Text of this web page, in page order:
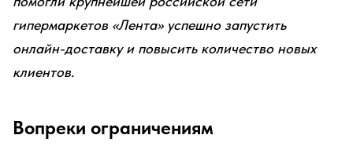
гипермаркетов «Лента» успешно запустить
онлайн-доставку и повысить количество новых
клиентов.
Вопреки ограничениям